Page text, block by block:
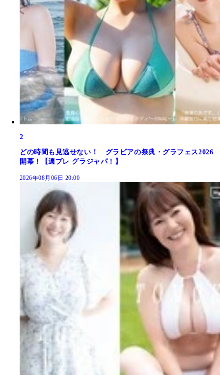
2
どの時間も見逃せない！ グラビアの祭典・グラフェス2026
開幕！【週プレ グラジャパ！】
2026年08月06日 20:00